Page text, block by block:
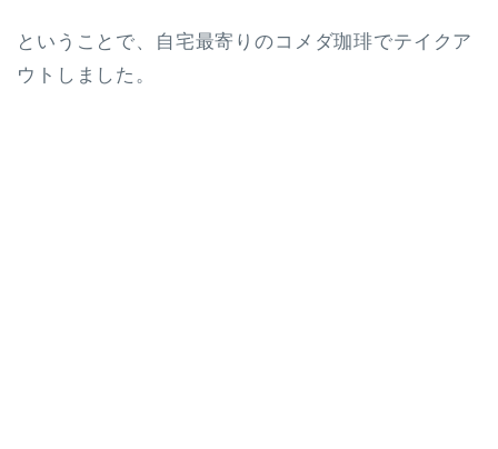
ということで、自宅最寄りのコメダ珈琲でテイクア
ウトしました。